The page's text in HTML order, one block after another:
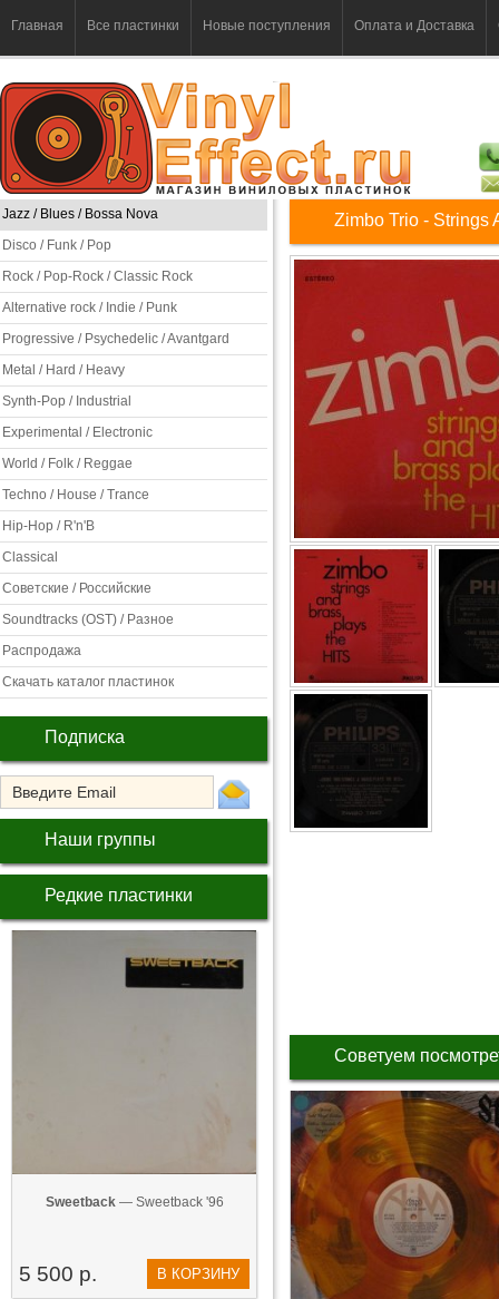
Главная Все пластинки Новые поступления Оплата и Доставка
Jazz / Blues / Bossa Nova
Disco / Funk / Pop
Rock / Pop-Rock / Classic Rock
Alternative rock / Indie / Punk
Progressive / Psychedelic / Avantgard
Metal / Hard / Heavy
Synth-Pop / Industrial
Experimental / Electronic
World / Folk / Reggae
Techno / House / Trance
Hip-Hop / R'n'B
Classical
Советские / Российские
Soundtracks (OST) / Разное
Распродажа
Скачать каталог пластинок
Подписка
Наши группы
Редкие пластинки
Sweetback— Sweetback '96
5 500 р. В КОРЗИНУ
Zimbo Trio - Strings
Советуем